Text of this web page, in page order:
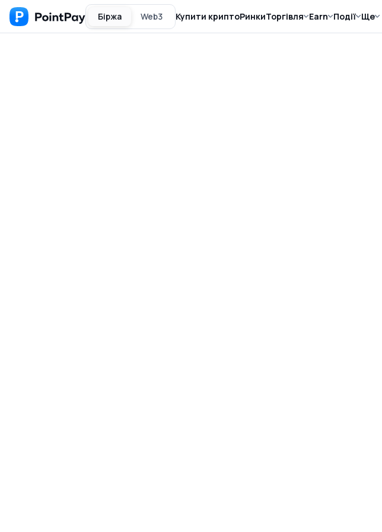
Біржа Web3 Купити криптоРинкиТоргівля Earn Події Ще